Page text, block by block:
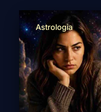
Astrologia